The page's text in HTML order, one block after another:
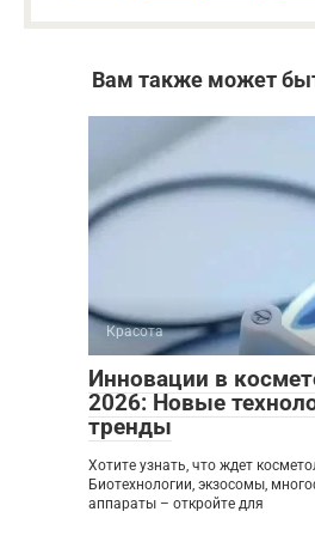
Вам также может
Красота
Инновации в
2026: Новые
тренды
Хотите узнать, что ждет
Биотехнологии, экзосомы,
аппараты – откройте для